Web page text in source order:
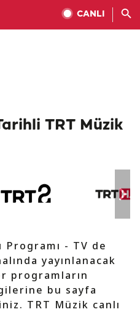
CANLI
TRT Müzik
Programı - TV de
yayınlanacak
programların
bu sayfa
TRT Müzik canlı